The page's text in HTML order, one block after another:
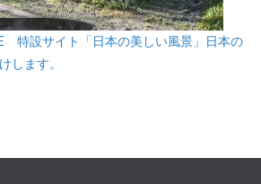
特設サイト「日本の美しい風景」日本の
します。